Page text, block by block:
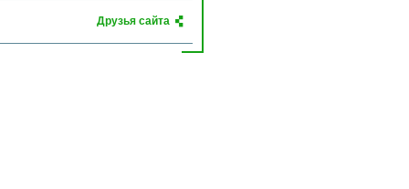
Друзья сайта